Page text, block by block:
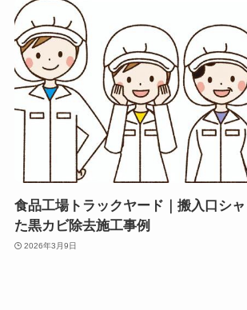
食品工場トラックヤード｜搬入口シ
た黒カビ除去施工事例
2026年3月9日